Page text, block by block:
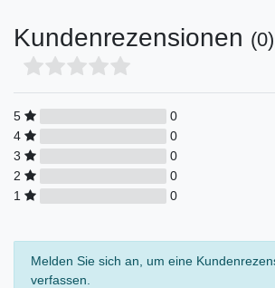
Kundenrezensionen (0)
5
0
4
0
3
0
2
0
1
0
Melden Sie sich an, um eine
verfassen.